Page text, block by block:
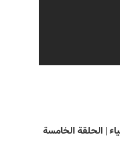
| الحلقة الخامسة